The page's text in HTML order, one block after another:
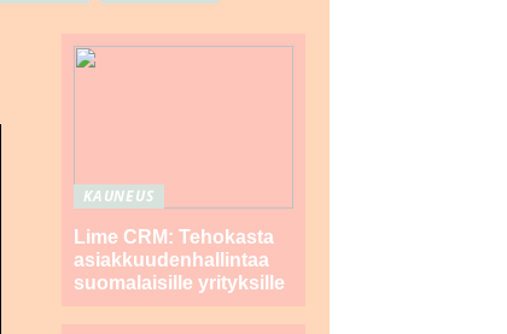
KAUNEUS
Lime CRM: Tehokasta
asiakkuudenhallintaa
suomalaisille yrityksille